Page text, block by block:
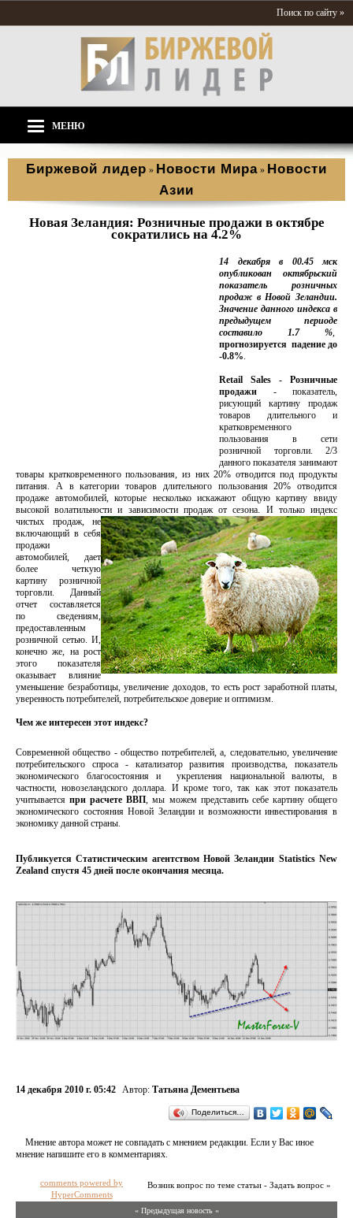
Поиск по сайту »
МЕНЮ
Биржевой лидер » Новости Мира » Новости
Азии
Новая Зеландия: Розничные продажи в октябре
сократились на 4.2%
14 декабря в 00.45 мск
опубликован октябрьский
показатель розничных
продаж в Новой Зеландии.
Значение данного индекса в
предыдущем периоде
составило 1.7 %,
прогнозируется падение до
-0.8%.
Retail Sales - Розничные
продажи - показатель,
рисующий картину продаж
товаров длительного и
кратковременного
пользования в сети
розничной торговли. 2/3
данного показателя занимают
товары кратковременного пользования, из них 20% отводится под продукты
питания. А в категории товаров длительного пользования 20% отводится
продаже автомобилей, которые несколько искажают общую картину ввиду
высокой волатильности и зависимости продаж от сезона. И только индекс
чистых продаж, не
включающий в себя
продажи
автомобилей, дает
более четкую
картину розничной
торговли. Данный
отчет составляется
по сведениям,
предоставленным
розничной сетью. И,
конечно же, на рост
этого показателя
оказывает влияние
уменьшение безработицы, увеличение доходов, то есть рост заработной платы,
уверенность потребителей, потребительское доверие и оптимизм.
Чем же интересен этот индекс?
Современной общество - общество потребителей, а, следовательно, увеличение
потребительского спроса - катализатор развития производства, показатель
экономического благосостояния и укрепления национальной валюты, в
частности, новозеландского доллара. И кроме того, так как этот показатель
учитываетсяпри расчете ВВП, мы можем представить себе картину общего
экономического состояния Новой Зеландии и возможности инвестирования в
экономику данной страны.
Публикуется Статистическим агентством Новой Зеландии Statistics New
Zealand спустя 45 дней после окончания месяца.
14 декабря 2010 г. 05:42 Автор: Татьяна Дементьева
Поделиться…
Мнение автора может не совпадать с мнением редакции. Если у Вас иное
мнение напишите его в комментариях.
Возник вопрос по теме статьи - Задать вопрос »
comments powered by
HyperComments
« Предыдущая новость «